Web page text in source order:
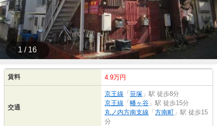
1 / 16
賃料 4.9万円
交通
京王線 「 笹塚 」駅 徒歩8分
京王線 「 幡ヶ谷 」駅 徒歩15分
丸ノ内方南支線 「 方南町 」駅 徒歩15
分